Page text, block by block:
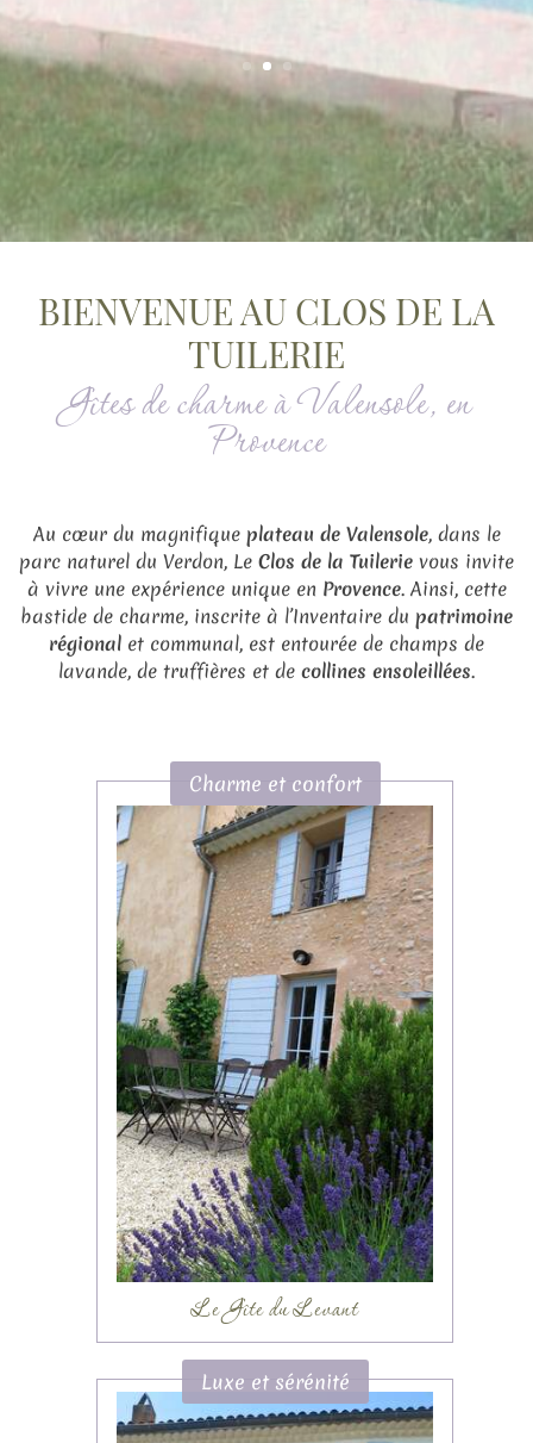
BIENVENUE AU CLOS DE LA
TUILERIE
Gîtes de charme à Valensole, en
Provence
Au cœur du magnifique plateau de Valensole, dans le
parc naturel du Verdon, Le Clos de la Tuilerie vous invite
à vivre une expérience unique en Provence. Ainsi, cette
bastide de charme, inscrite à l’Inventaire du patrimoine
régional et communal, est entourée de champs de
lavande, de truffières et de collines ensoleillées.
Charme et confort
Le Gîte du Levant
Luxe et sérénité